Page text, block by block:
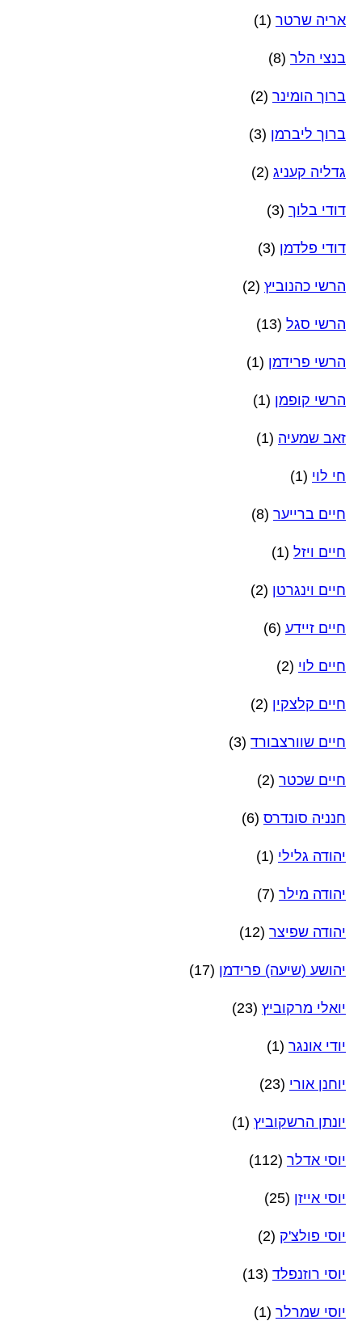
אריה שרטר (1)
בנצי הלר (8)
ברוך הומינר (2)
ברוך ליברמן (3)
גדליה קעניג (2)
דודי בלוך (3)
דודי פלדמן (3)
הרשי כהנוביץ (2)
הרשי סגל (13)
הרשי פרידמן (1)
הרשי קופמן (1)
זאב שמעיה (1)
חי לוי (1)
חיים ברייער (8)
חיים ויזל (1)
חיים וינגרטן (2)
חיים זיידע (6)
חיים לוי (2)
חיים קלצקין (2)
חיים שוורצבורד (3)
חיים שכטר (2)
חנניה סונדרס (6)
יהודה גלילי (1)
יהודה מילר (7)
יהודה שפיצר (12)
יהושע (שיעה) פרידמן (17)
יואלי מרקוביץ (23)
יודי אונגר (1)
יוחנן אורי (23)
יונתן הרשקוביץ (1)
יוסי אדלר (112)
יוסי אייזן (25)
יוסי פולצ'ק (2)
יוסי רוזנפלד (13)
יוסי שמרלר (1)